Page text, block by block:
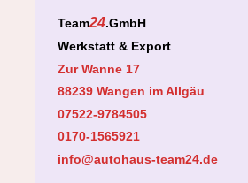
Team24.GmbH
Werkstatt & Export
Zur Wanne 17
88239 Wangen im Allgäu
07522-9784505
0170-1565921
info@autohaus-team24.de